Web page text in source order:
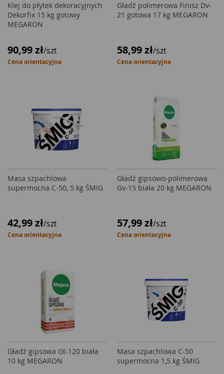
Klej do płytek dekoracyjnych
Dekorfix 15 kg gotowy
MEGARON
90,99 zł/szt
Cena orientacyjna
Gładź polimerowa Finisz Dv-
21 gotowa 17 kg MEGARON
58,99 zł/szt
Cena orientacyjna
Masa szpachlowa
supermocna C-50, 5 kg ŚMIG
42,99 zł/szt
Cena orientacyjna
Gładź gipsowo-polimerowa
Gv-15 biała 20 kg MEGARON
57,99 zł/szt
Cena orientacyjna
Gładź gipsowa Gt-120 biała
10 kg MEGARON
Masa szpachlowa C-50
supermocna 1,5 kg ŚMIG